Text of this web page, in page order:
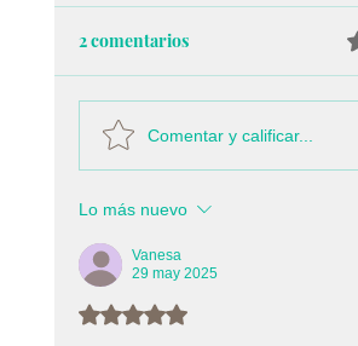
Juan Rojas: Reconstruir
trauma
2 comentarios
Comentar y calificar...
Lo más nuevo
Vanesa
29 may 2025
Obtuvo 5 de 5 estrellas.